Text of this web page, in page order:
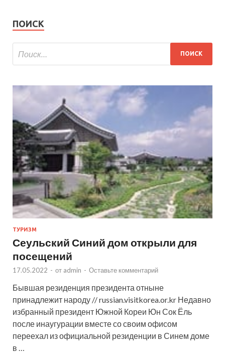
ПОИСК
ТУРИЗМ
Сеульский Синий дом открыли для
посещений
17.05.2022 - от admin - Оставьте комментарий
Бывшая резиденция президента отныне
принадлежит народу // russian.visitkorea.or.kr Недавно
избранный президент Южной Кореи Юн Сок Ёль
после инаугурации вместе со своим офисом
переехал из официальной резиденции в Синем доме
в …